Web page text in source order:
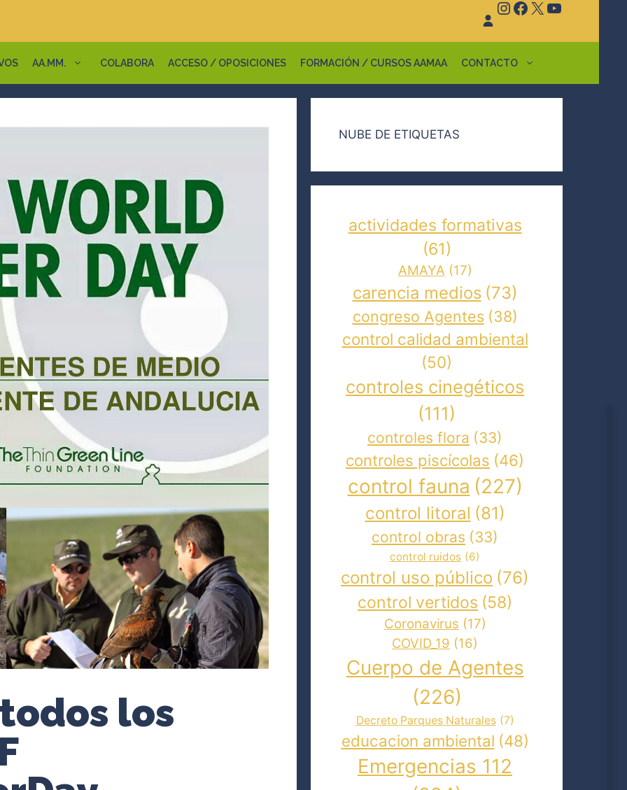
Instagram
Facebook
X YouTube
AA.MM. COLABORA ACCESO / OPOSICIONES FORMACIÓN / CURSOS AAMAA CONTACTO
los
NUBE DE ETIQUETAS
actividades formativas
(61)
AMAYA (17)
carencia medios (73)
congreso Agentes (38)
control calidad ambiental
(50)
controles cinegéticos
(111)
controles flora (33)
controles piscícolas (46)
control fauna (227)
control litoral (81)
control obras (33)
control ruidos (6)
control uso público (76)
control vertidos (58)
Coronavirus (17)
COVID_19 (16)
Cuerpo de Agentes
(226)
Decreto Parques Naturales (7)
educacion ambiental (48)
Emergencias 112